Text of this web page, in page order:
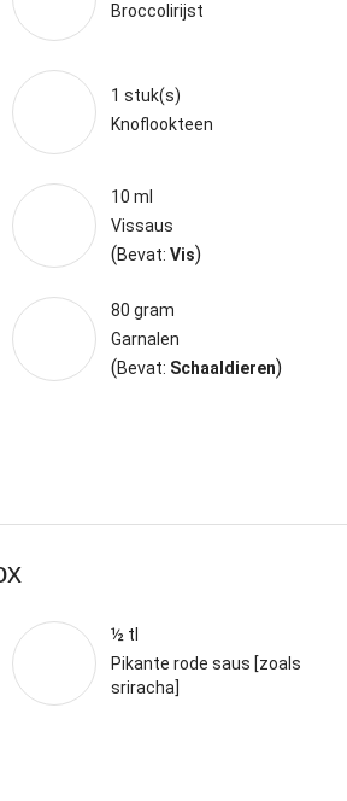
Broccolirijst
1 stuk(s)
Knoflookteen
10 ml
Vissaus
(Bevat: Vis)
80 gram
Garnalen
(Bevat: Schaaldieren)
½ tl
Pikante rode saus [zoals
sriracha]